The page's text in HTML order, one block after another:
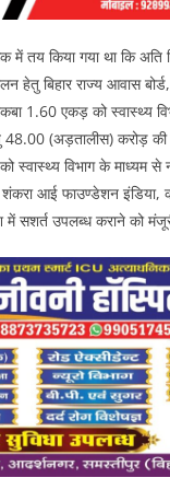
में तय किया गया था कि अति
हेतु बिहार राज्य आवास
1.60 एकड़ को स्वास्थ्य
(अड़तालीस) करोड़ की
स्वास्थ्य विभाग के माध्यम से
शंकरा आई फाउण्डेशन इंडिया,
में सशर्त उपलब्ध कराने को